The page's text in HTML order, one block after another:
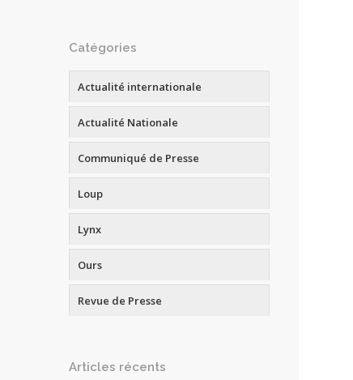
Catégories
Actualité internationale
Actualité Nationale
Communiqué de Presse
Loup
Lynx
Ours
Revue de Presse
Articles récents